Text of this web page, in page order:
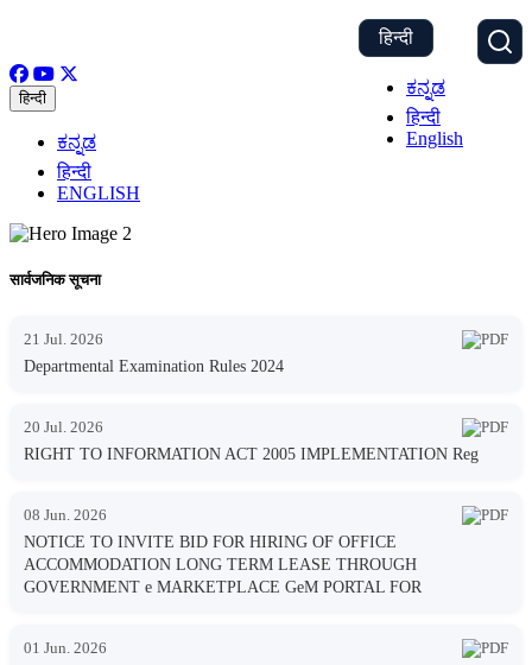
हिन्दी
ಕನ್ನಡ
हिन्दी
English
हिन्दी
ಕನ್ನಡ
हिन्दी
ENGLISH
सार्वजनिक सूचना
21 Jul. 2026
Departmental Examination Rules 2024
20 Jul. 2026
RIGHT TO INFORMATION ACT 2005 IMPLEMENTATION Reg
08 Jun. 2026
NOTICE TO INVITE BID FOR HIRING OF OFFICE
ACCOMMODATION LONG TERM LEASE THROUGH
GOVERNMENT e MARKETPLACE GeM PORTAL FOR
01 Jun. 2026